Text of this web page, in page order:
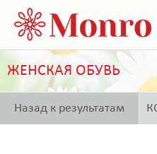
ЖЕНСКАЯ ОБУВЬ
Назад к результатам